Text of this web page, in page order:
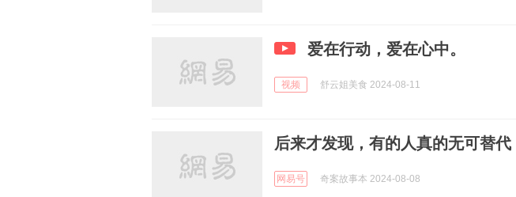
爱在行动，爱在心中。
视频 舒云姐美食 2024-08-11
后来才发现，有的人真的无可替代
网易号 奇案故事本 2024-08-08